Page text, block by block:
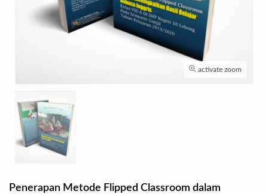
activate zoom
Penerapan Metode Flipped Classroom dalam